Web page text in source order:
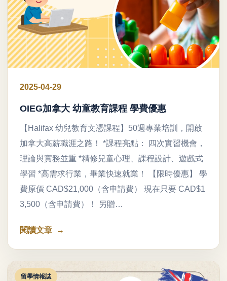
2025-04-29
OIEG加拿大 幼童教育課程 學費優惠
【Halifax 幼兒教育文憑課程】50週專業培訓，開啟
加拿大高薪職涯之路！ *課程亮點： 四次實習機會，
理論與實務並重 *精修兒童心理、課程設計、遊戲式
學習 *高需求行業，畢業快速就業！ 【限時優惠】 學
費原價 CAD$21,000（含申請費） 現在只要 CAD$1
3,500（含申請費）！ 另贈…
閱讀文章
留學情報誌